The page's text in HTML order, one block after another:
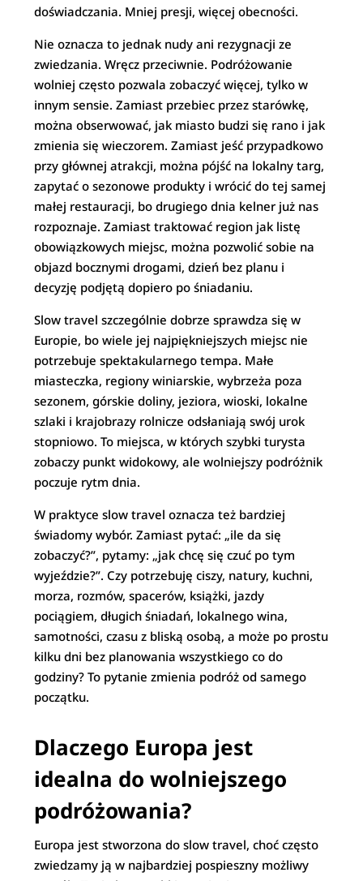
doświadczania. Mniej presji, więcej obecności.
Nie oznacza to jednak nudy ani rezygnacji ze
zwiedzania. Wręcz przeciwnie. Podróżowanie
wolniej często pozwala zobaczyć więcej, tylko w
innym sensie. Zamiast przebiec przez starówkę,
można obserwować, jak miasto budzi się rano i jak
zmienia się wieczorem. Zamiast jeść przypadkowo
przy głównej atrakcji, można pójść na lokalny targ,
zapytać o sezonowe produkty i wrócić do tej samej
małej restauracji, bo drugiego dnia kelner już nas
rozpoznaje. Zamiast traktować region jak listę
obowiązkowych miejsc, można pozwolić sobie na
objazd bocznymi drogami, dzień bez planu i
decyzję podjętą dopiero po śniadaniu.
Slow travel szczególnie dobrze sprawdza się w
Europie, bo wiele jej najpiękniejszych miejsc nie
potrzebuje spektakularnego tempa. Małe
miasteczka, regiony winiarskie, wybrzeża poza
sezonem, górskie doliny, jeziora, wioski, lokalne
szlaki i krajobrazy rolnicze odsłaniają swój urok
stopniowo. To miejsca, w których szybki turysta
zobaczy punkt widokowy, ale wolniejszy podróżnik
poczuje rytm dnia.
W praktyce slow travel oznacza też bardziej
świadomy wybór. Zamiast pytać: „ile da się
zobaczyć?”, pytamy: „jak chcę się czuć po tym
wyjeździe?”. Czy potrzebuję ciszy, natury, kuchni,
morza, rozmów, spacerów, książki, jazdy
pociągiem, długich śniadań, lokalnego wina,
samotności, czasu z bliską osobą, a może po prostu
kilku dni bez planowania wszystkiego co do
godziny? To pytanie zmienia podróż od samego
początku.
Dlaczego Europa jest
idealna do wolniejszego
podróżowania?
Europa jest stworzona do slow travel, choć często
zwiedzamy ją w najbardziej pospieszny możliwy